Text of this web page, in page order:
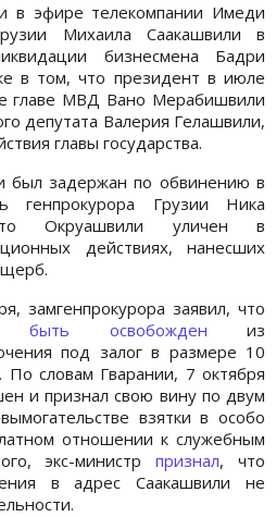
в эфире телекомпании Имеди
Михаила Саакашвили в
бизнесмена Бадри
в том, что президент в июле
главе МВД Вано Мерабишвили
депутата Валерия Гелашвили,
главы государства.
был задержан по обвинению в
генпрокурора Грузии Ника
Окруашвили уличен в
действиях, нанесших
замгенпрокурора заявил, что
быть освобожден из
под залог в размере 10
словам Гварании, 7 октября
и признал свою вину по двум
взятки в особо
отношении к служебным
экс-министр признал, что
в адрес Саакашвили не